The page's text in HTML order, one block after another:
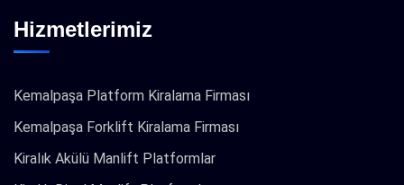
Hizmetlerimiz
Kemalpaşa Platform Kiralama Firması
Kemalpaşa Forklift Kiralama Firması
Kiralık Akülü Manlift Platformlar